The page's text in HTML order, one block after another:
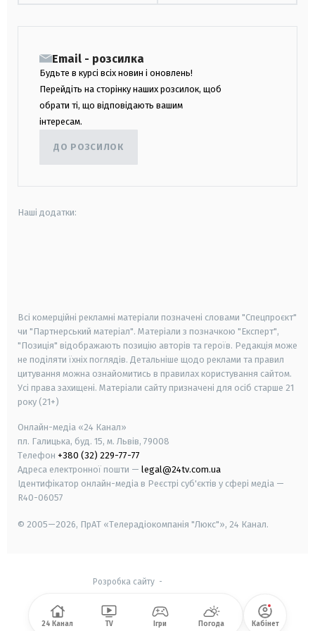
Email - розсилка
Будьте в курсі всіх новин і оновлень!
Перейдіть на сторінку наших розсилок, щоб
обрати ті, що відповідають вашим
інтересам.
ДО РОЗСИЛОК
Наші додатки:
Всі комерційні рекламні матеріали позначені словами "Спецпроєкт"
чи "Партнерський матеріал". Матеріали з позначкою "Експерт",
"Позиція" відображають позицію авторів та героїв. Редакція може
не поділяти їхніх поглядів. Детальніше щодо реклами та правил
цитування можна ознайомитись в правилах користування сайтом.
Усі права захищені. Матеріали сайту призначені для осіб старше 21
року (21+)
Онлайн-медіа «24 Канал»
пл. Галицька, буд. 15, м. Львів, 79008
Телефон +380 (32) 229-77-77
Адреса електронної пошти — legal@24tv.com.ua
Ідентифікатор онлайн-медіа в Реєстрі суб'єктів у сфері медіа —
R40-06057
© 2005—2026, ПрАТ «Телерадіокомпанія "Люкс"», 24 Канал.
Розробка сайту-
24 Канал TV Ігри Погода Кабінет